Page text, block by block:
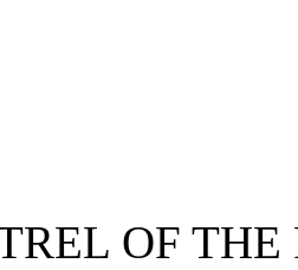
OF